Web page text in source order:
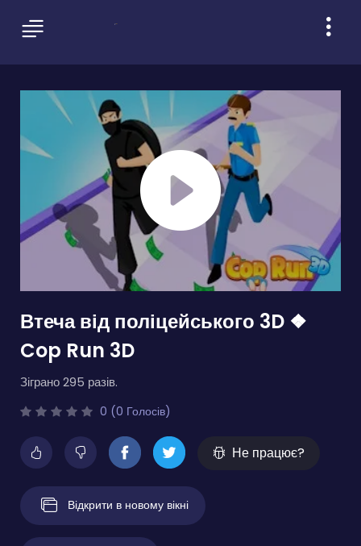
Втеча від поліцейського 3D ❖
Cop Run 3D
Зіграно 295 разів.
0 (0 Голосів)
Не працює?
Відкрити в новому вікні